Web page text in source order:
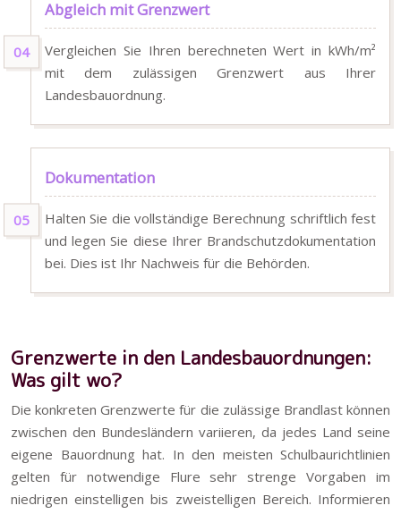
Abgleich mit Grenzwert
Vergleichen Sie Ihren berechneten Wert in kWh/m²
mit dem zulässigen Grenzwert aus Ihrer
Landesbauordnung.
Dokumentation
Halten Sie die vollständige Berechnung schriftlich fest
und legen Sie diese Ihrer Brandschutzdokumentation
bei. Dies ist Ihr Nachweis für die Behörden.
Grenzwerte in den Landesbauordnungen:
Was gilt wo?
Die konkreten Grenzwerte für die zulässige Brandlast können
zwischen den Bundesländern variieren, da jedes Land seine
eigene Bauordnung hat. In den meisten Schulbaurichtlinien
gelten für notwendige Flure sehr strenge Vorgaben im
niedrigen einstelligen bis zweistelligen Bereich. Informieren